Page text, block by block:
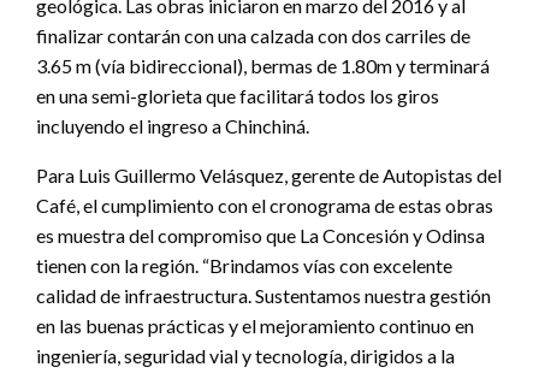
geológica. Las obras iniciaron en marzo del 2016 y al
finalizar contarán con una calzada con dos carriles de
3.65 m (vía bidireccional), bermas de 1.80m y terminará
en una semi-glorieta que facilitará todos los giros
incluyendo el ingreso a Chinchiná.
Para Luis Guillermo Velásquez, gerente de Autopistas del
Café, el cumplimiento con el cronograma de estas obras
es muestra del compromiso que La Concesión y Odinsa
tienen con la región. “Brindamos vías con excelente
calidad de infraestructura. Sustentamos nuestra gestión
en las buenas prácticas y el mejoramiento continuo en
ingeniería, seguridad vial y tecnología, dirigidos a la